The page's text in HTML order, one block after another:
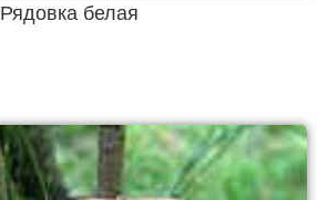
Рядовка белая